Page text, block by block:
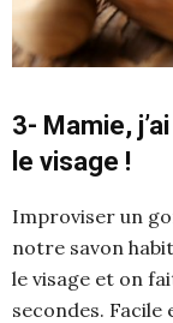
3- Mamie,
le visage !
Improviser un
notre savon
le visage et on
secondes. Facile